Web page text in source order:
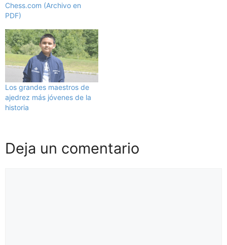
Chess.com (Archivo en
PDF)
Los grandes maestros de
ajedrez más jóvenes de la
historia
Deja un comentario